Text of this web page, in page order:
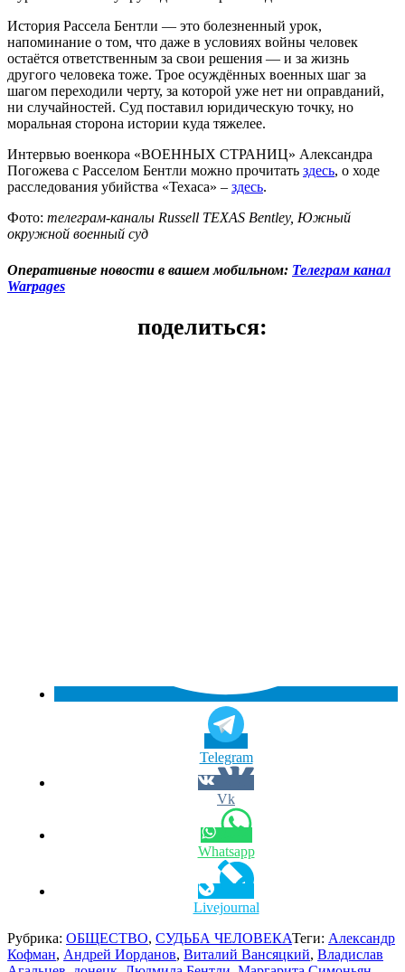
История Рассела Бентли — это болезненный урок,
напоминание о том, что даже в условиях войны человек
остаётся ответственным за свои решения — и за жизнь
другого человека тоже. Трое осуждённых военных шаг за
шагом переходили черту, за которой уже нет ни оправданий,
ни случайностей. Суд поставил юридическую точку, но
моральная сторона истории куда тяжелее.
Интервью военкора «ВОЕННЫХ СТРАНИЦ» Александра
Погожева с Расселом Бентли можно прочитать здесь, о ходе
расследования убийства «Техаса» – здесь.
Фото: телеграм-каналы Russell TEXAS Bentley, Южный
окружной военный суд
Оперативные новости в вашем мобильном: Телеграм канал
Warpages
поделиться:
Telegram
Vk
Whatsapp
Livejournal
Рубрика: ОБЩЕСТВО, СУДЬБА ЧЕЛОВЕКАТеги: Александр
Кофман, Андрей Иорданов, Виталий Вансяцкий, Владислав